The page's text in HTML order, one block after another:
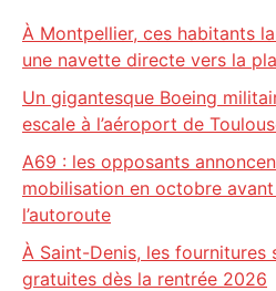
À Montpellier, ces habitants
une navette directe vers la
Un gigantesque Boeing
escale à l’aéroport de
A69 : les opposants
mobilisation en octobre
l’autoroute
À Saint-Denis, les fournitures
gratuites dès la rentrée 2026